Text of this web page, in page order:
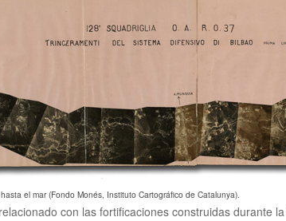
el mar (Fondo Monés, Instituto Cartográfico de Catalunya).
con las fortificaciones construidas durante